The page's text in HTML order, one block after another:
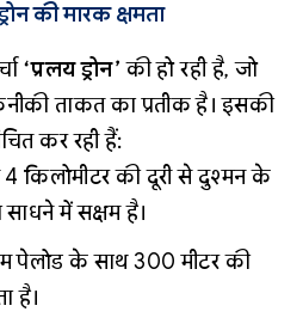
की मारक क्षमता
‘प्रलय ड्रोन’ की हो रही है, जो
ताकत का प्रतीक है। इसकी
कर रही हैं:
4 किलोमीटर की दूरी से दुश्मन के
में सक्षम है।
पेलोड के साथ 300 मीटर की
है।